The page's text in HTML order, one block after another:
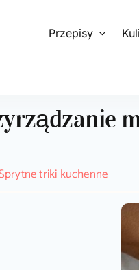
Przepisy
triki kuchenne